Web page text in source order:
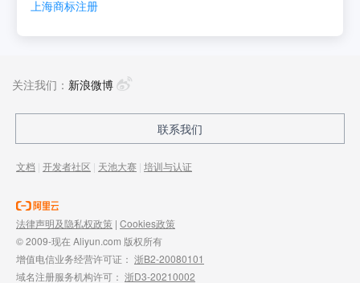
上海商标注册